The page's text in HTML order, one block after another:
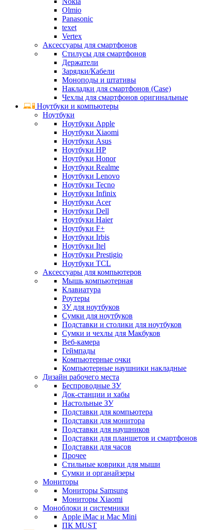
Olmio
Panasonic
texet
Vertex
Аксессуары для смартфонов
Стилусы для смартфонов
Держатели
Зарядки/Кабели
Моноподы и штативы
Накладки для смартфонов (Case)
Чехлы для смартфонов оригинальные
Ноутбуки и компьютеры
Ноутбуки
Ноутбуки Apple
Ноутбуки Xiaomi
Ноутбуки Asus
Ноутбуки HP
Ноутбуки Honor
Ноутбуки Realme
Ноутбуки Lenovo
Ноутбуки Tecno
Ноутбуки Infinix
Ноутбуки Acer
Ноутбуки Dell
Ноутбуки Haier
Ноутбуки F+
Ноутбуки Irbis
Ноутбуки Itel
Ноутбуки Prestigio
Ноутбуки TCL
Аксессуары для компьютеров
Мышь компьютерная
Клавиатура
Роутеры
ЗУ для ноутбуков
Сумки для ноутбуков
Подставки и столики для ноутбуков
Сумки и чехлы для Макбуков
Веб-камера
Геймпады
Компьютерные очки
Компьютерные наушники накладные
Дизайн рабочего места
Беспроводные ЗУ
Док-станции и хабы
Настольные ЗУ
Подставки для компьютера
Подставки для монитора
Подставки для наушников
Подставки для планшетов и смартфонов
Подставки для часов
Прочее
Стильные коврики для мыши
Сумки и органайзеры
Мониторы
Мониторы Samsung
Мониторы Xiaomi
Моноблоки и системники
Apple iMac и Mac Mini
ПК MUST